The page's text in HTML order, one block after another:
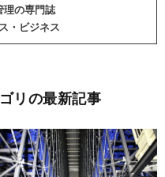
理の専門誌
・ビジネス
リの最新記事